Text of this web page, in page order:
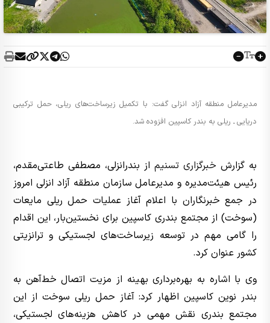
مدیرعامل منطقه آزاد انزلی گفت: با تکمیل زیرساخت‌های ریلی، حمل ترکیبی
دریایی ـ ریلی به بندر کاسپین افزوده شد.
به گزارش خبرگزاری تسنیماز بندرانزلی، مصطفی طاعتی‌مقدم،
رئیس هیئت‌مدیره و مدیرعامل سازمان منطقه آزاد انزلی امروز
در جمع خبرنگاران با اعلام آغاز عملیات حمل ریلی مایعات
(سوخت) از مجتمع بندری کاسپین برای نخستین‌بار، این اقدام
را گامی مهم در توسعه زیرساخت‌های لجستیکی و ترانزیتی
کشور عنوان کرد.
وی با اشاره به بهره‌برداری بهینه از مزیت اتصال خط‌آهن به
بندر نوین کاسپین اظهار کرد: آغاز حمل ریلی سوخت از این
مجتمع بندری نقش مهمی در کاهش هزینه‌های لجستیکی،